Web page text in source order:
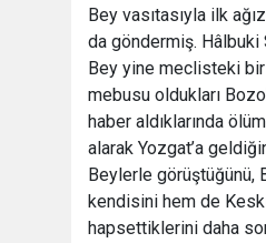
Bey vasıtasıyla ilk
da göndermiş. Hâlbuki
Bey yine meclisteki bir
mebusu oldukları
haber aldıklarında
alarak Yozgat’a
Beylerle görüştüğünü,
kendisini hem de
hapsettiklerini daha